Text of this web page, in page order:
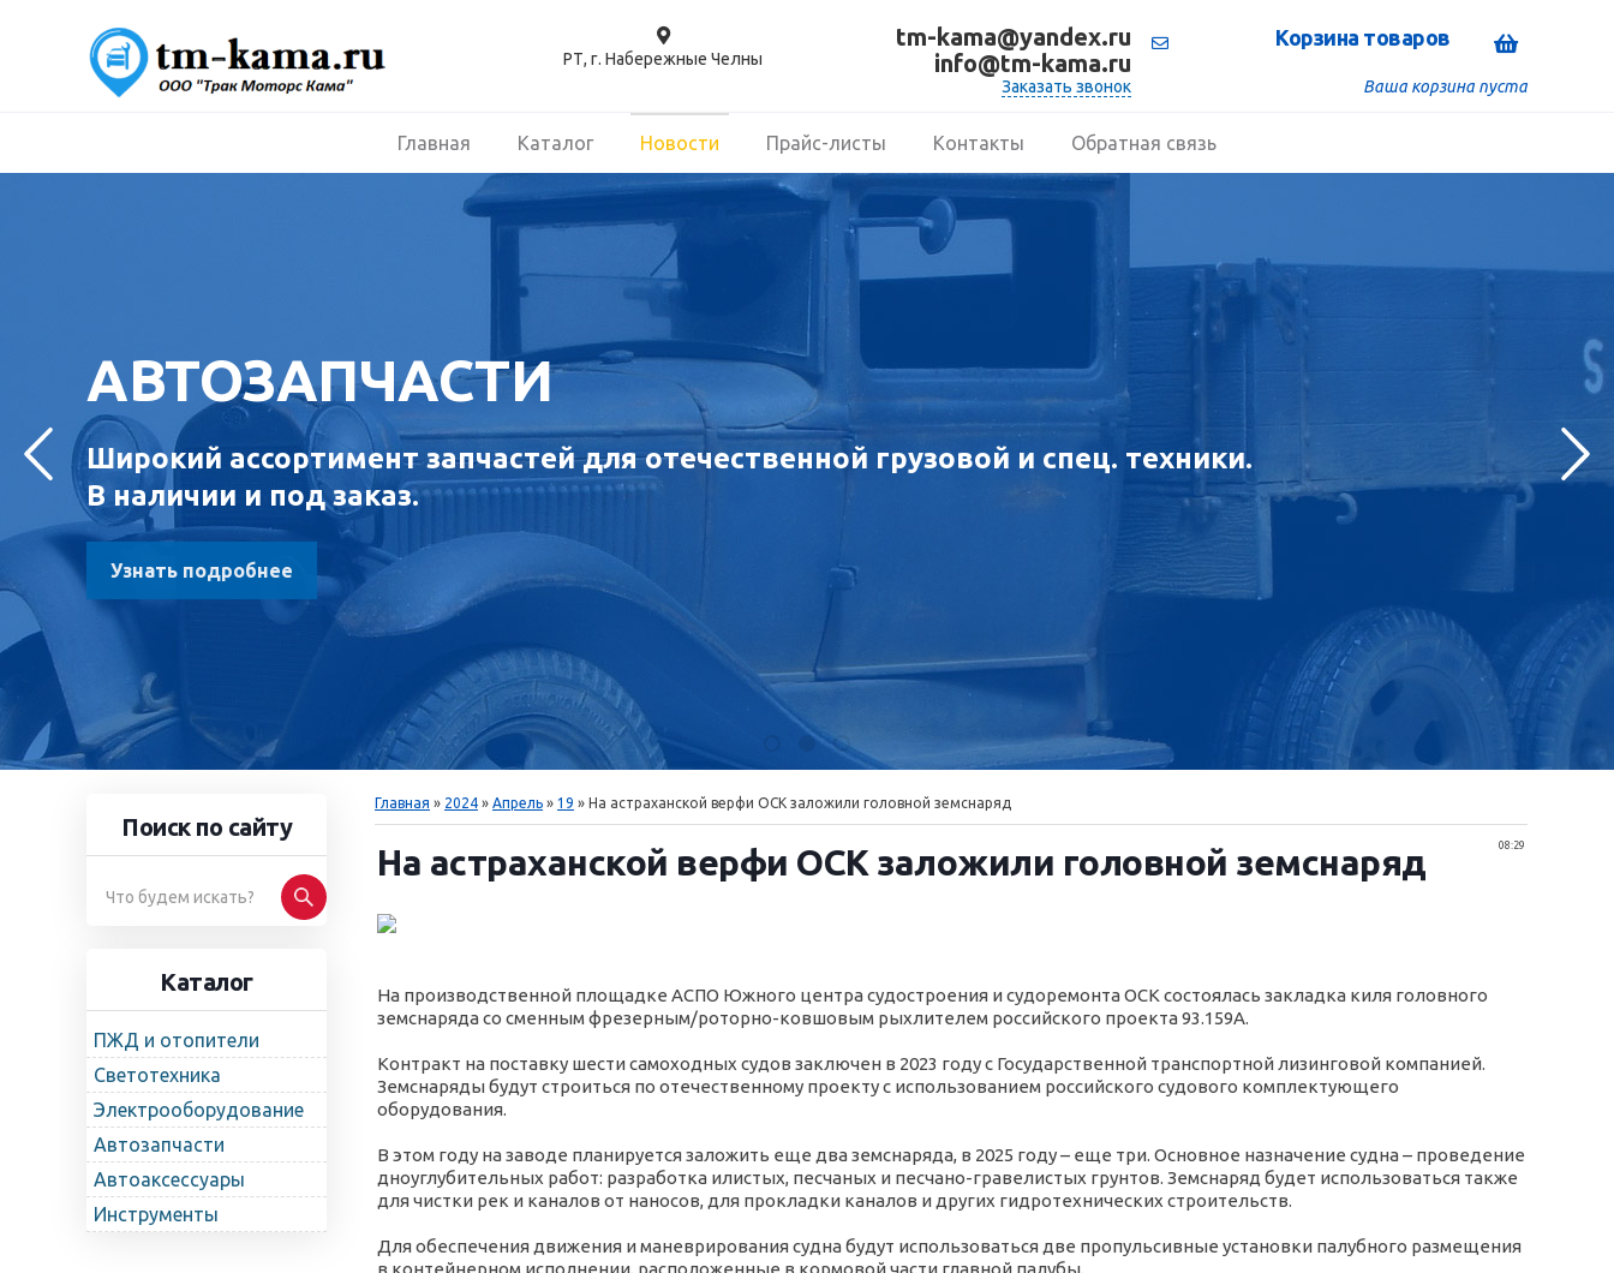
РТ, г. Набережные Челны
tm-kama@yandex.ru
info@tm-kama.ru
Заказать звонок
Корзина товаров
Ваша корзина пуста
Главная Каталог Новости Прайс-листы Контакты Обратная связь
АВТОЗАПЧАСТИ
Широкий ассортимент запчастей для отечественной грузовой и спец. техники.
В наличии и под заказ.
Узнать подробнее
Поиск по сайту
Каталог
ПЖД и отопители
Светотехника
Электрооборудование
Автозапчасти
Автоаксессуары
Инструменты
Главная » 2024 » Апрель » 19 » На астраханской верфи ОСК заложили головной земснаряд
08:29
На астраханской верфи ОСК заложили головной земснаряд
На производственной площадке АСПО Южного центра судостроения и судоремонта ОСК состоялась закладка киля головного
земснаряда со сменным фрезерным/роторно-ковшовым рыхлителем российского проекта 93.159А.
Контракт на поставку шести самоходных судов заключен в 2023 году с Государственной транспортной лизинговой компанией.
Земснаряды будут строиться по отечественному проекту с использованием российского судового комплектующего
оборудования.
В этом году на заводе планируется заложить еще два земснаряда, в 2025 году – еще три. Основное назначение судна – проведение
дноуглубительных работ: разработка илистых, песчаных и песчано-гравелистых грунтов. Земснаряд будет использоваться также
для чистки рек и каналов от наносов, для прокладки каналов и других гидротехнических строительств.
Для обеспечения движения и маневрирования судна будут использоваться две пропульсивные установки палубного размещения
в контейнерном исполнении, расположенные в кормовой части главной палубы.